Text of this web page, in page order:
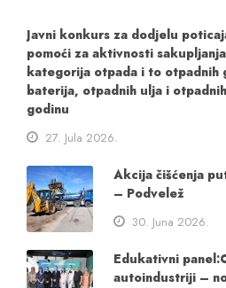
Javni konkurs za dodjelu
pomoći za aktivnosti
kategorija otpada i to otpadnih
baterija, otpadnih ulja i
godinu
27. Jula 2026.
Akcija čišćenja
– Podvelež
30. Juna 2026.
Edukativni
autoindustriji –